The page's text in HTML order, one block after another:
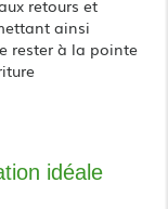
retours et
ainsi
rester à la pointe
idéale